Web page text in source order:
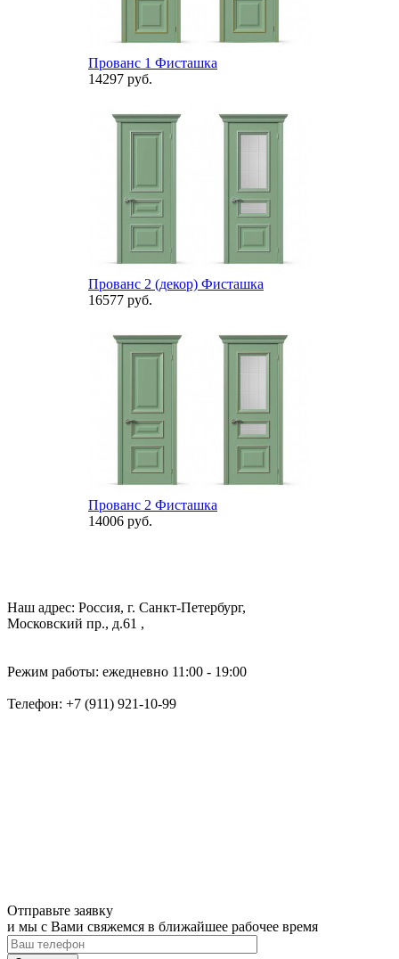
Прованс 1 Фисташка
14297 руб.
Прованс 2 (декор) Фисташка
16577 руб.
Прованс 2 Фисташка
14006 руб.
Наш адрес: Россия, г. Санкт-Петербург,
Московский пр., д.61 ,
Режим работы: ежедневно 11:00 - 19:00
Телефон: +7 (911) 921-10-99
Отправьте заявку
и мы с Вами свяжемся в ближайшее рабочее время